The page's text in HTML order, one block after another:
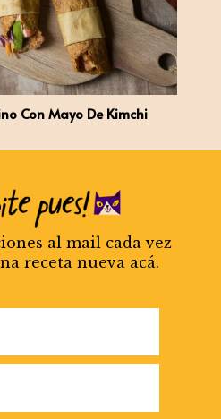
Con Mayo De Kimchi
al mail cada vez
receta nueva acá.